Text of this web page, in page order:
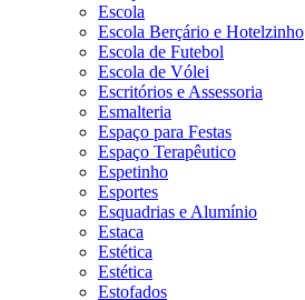
Escola
Escola Berçário e Hotelzinho
Escola de Futebol
Escola de Vólei
Escritórios e Assessoria
Esmalteria
Espaço para Festas
Espaço Terapêutico
Espetinho
Esportes
Esquadrias e Alumínio
Estaca
Estética
Estética
Estofados